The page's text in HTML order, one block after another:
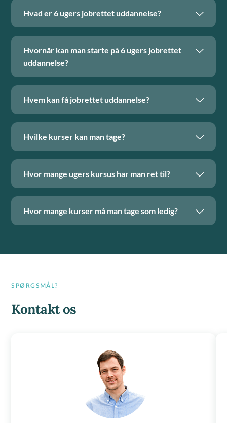
Hvad er 6 ugers jobrettet uddannelse?
Hvornår kan man starte på 6 ugers jobrettet
uddannelse?
Hvem kan få jobrettet uddannelse?
Hvilke kurser kan man tage?
Hvor mange ugers kursus har man ret til?
Hvor mange kurser må man tage som ledig?
SPØRGSMÅL?
Kontakt os